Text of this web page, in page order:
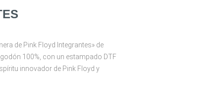
de Pink Floyd Integrantes» de
100%, con un estampado DTF
innovador de Pink Floyd y